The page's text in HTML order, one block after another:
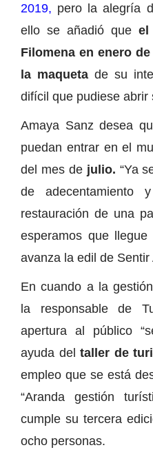
2019, pero la alegría
ello se añadió que el
Filomena en enero
la maqueta de su
difícil que pudiese abrir
Amaya Sanz desea
puedan entrar en el
del mes dejulio. “Ya
de
restauración de una
esperamos que
avanza la edil de Sentir
En cuando a la
la responsable de
apertura al público
ayuda deltaller de
empleo que se está
“Aranda gestión
cumple su tercera
ocho personas.